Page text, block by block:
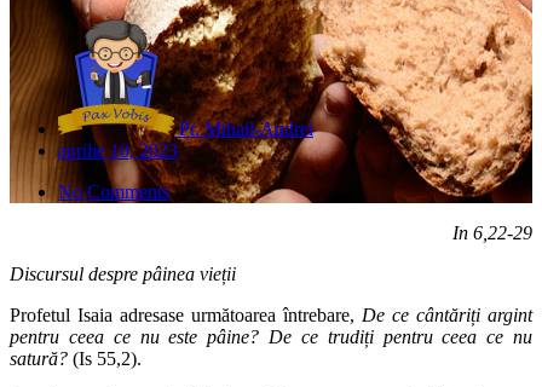
Pr. Mihail-Andrei
aprilie 10, 2023
No Comments
In 6,22-29
Discursul despre pâinea vieții
Profetul Isaia adresase următoarea întrebare, De ce cântăriți argint
pentru ceea ce nu este pâine? De ce trudiți pentru ceea ce nu
satură? (Is 55,2).